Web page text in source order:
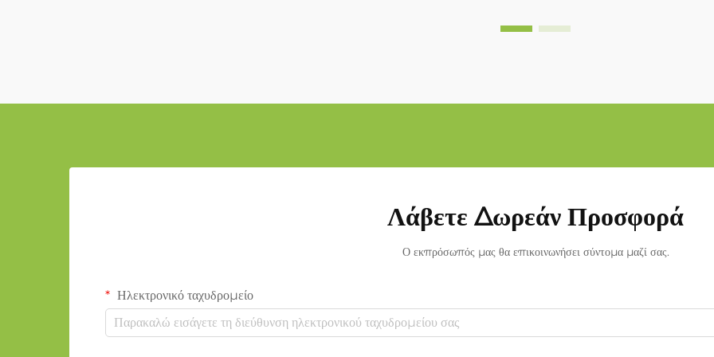
Λάβετε Δωρεάν Προσφορά
Ο εκπρόσωπός μας θα επικοινωνήσει σύντομα μαζί σας.
Ηλεκτρονικό ταχυδρομείο